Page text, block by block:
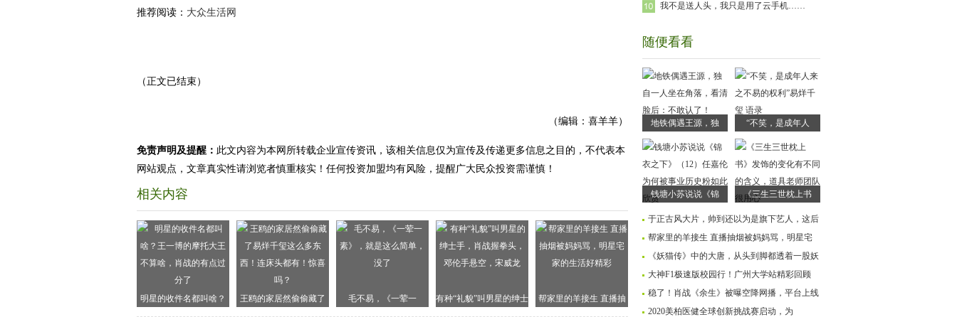
推荐阅读： 大众生活网
（正文已结束）
（编辑：喜羊羊）
免责声明及提醒： 此文内容为本网所转载企业宣传资讯，该相关信息仅为宣传及传递更多信息之目的，不代表本
网站观点，文章真实性请浏览者慎重核实！任何投资加盟均有风险，提醒广大民众投资需谨慎！
相关内容
明星的收件名都叫啥？
王鸥的家居然偷偷藏了
毛不易，《一荤一
有种“礼貌”叫男星的绅士
帮家里的羊接生 直播抽
我不是送人头，我只是用了云手机……
随便看看
地铁偶遇王源，独 “不笑，是成年人
钱塘小苏说说《锦 《三生三世枕上书
于正古风大片，帅到还以为是旗下艺人，这后
帮家里的羊接生 直播抽烟被妈妈骂，明星宅
《妖猫传》中的大唐，从头到脚都透着一股妖
大神F1极速版校园行！广州大学站精彩回顾
稳了！肖战《余生》被曝空降网播，平台上线
2020美柏医健全球创新挑战赛启动，为